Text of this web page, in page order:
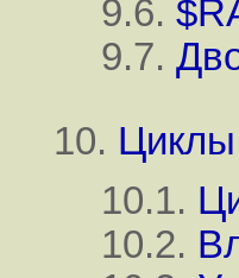
9.6.
9.7.
10. Циклы
10.1.
10.2.